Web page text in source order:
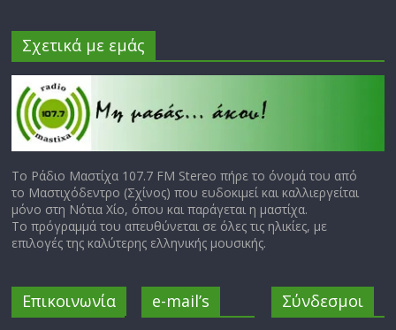
Σχετικά με εμάς
Το Ράδιο Μαστίχα 107.7 FM Stereo πήρε το όνομά του από
το Μαστιχόδεντρο (Σχίνος) που ευδοκιμεί και καλλιεργείται
μόνο στη Νότια Χίο, όπου και παράγεται η μαστίχα.
Το πρόγραμμά του απευθύνεται σε όλες τις ηλικίες, με
επιλογές της καλύτερης ελληνικής μουσικής.
Επικοινωνία e-mail’s Σύνδεσμοι